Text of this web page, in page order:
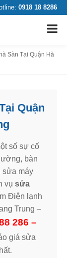
0918 18 8286
Sàn Tại Quận Hà
Quận
số sự cố
bàn
sửa máy
vụ sửa
Điện lạnh
Trung –
286 –
giá sửa